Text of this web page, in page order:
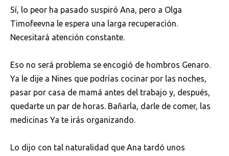
Sí, lo peor ha pasado suspiró Ana, pero a Olga
Timofeevna le espera una larga recuperación.
Necesitará atención constante.
Eso no será problema se encogió de hombros Genaro.
Ya le dije a Nines que podrías cocinar por las noches,
pasar por casa de mamá antes del trabajo y, después,
quedarte un par de horas. Bañarla, darle de comer, las
medicinas Ya te irás organizando.
Lo dijo con tal naturalidad que Ana tardó unos